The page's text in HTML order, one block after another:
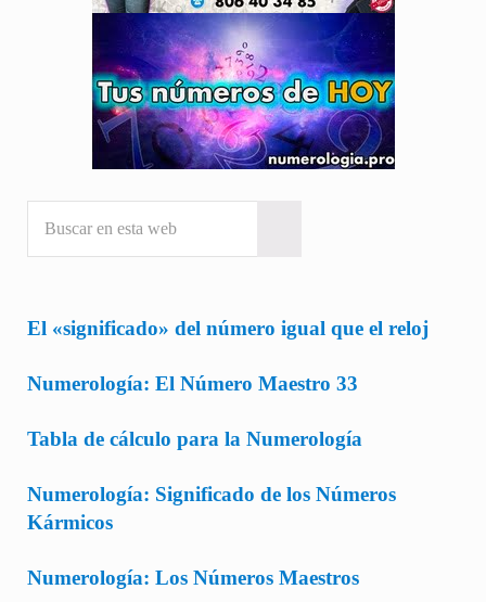
El «significado» del número igual que el reloj
Numerología: El Número Maestro 33
Tabla de cálculo para la Numerología
Numerología: Significado de los Números
Kármicos
Numerología: Los Números Maestros